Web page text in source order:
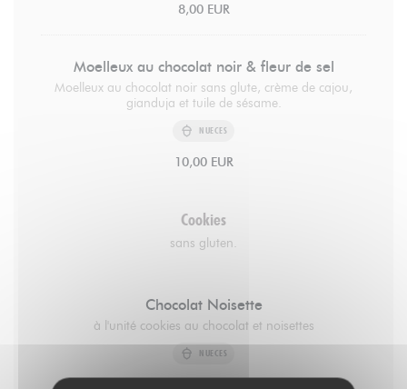
8,00 EUR
Moelleux au chocolat noir & fleur de sel
Moelleux au chocolat noir sans glute, crème de cajou,
gianduja et tuile de sésame.
NUECES
10,00 EUR
Cookies
sans gluten.
Chocolat Noisette
à l'unité cookies au chocolat et noisettes
NUECES